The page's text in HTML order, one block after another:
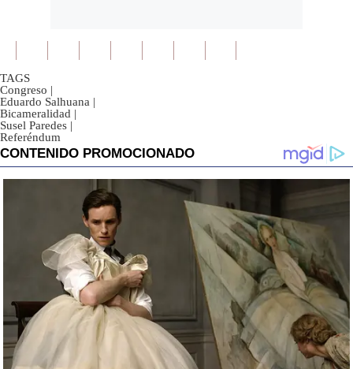
TAGS
Congreso |
Eduardo Salhuana |
Bicameralidad |
Susel Paredes |
Referéndum